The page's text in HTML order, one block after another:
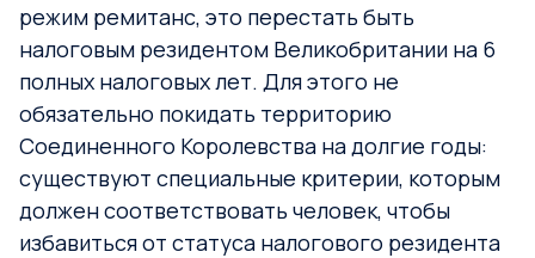
режим ремитанс, это перестать быть
налоговым резидентом Великобритании на 6
полных налоговых лет. Для этого не
обязательно покидать территорию
Соединенного Королевства на долгие годы:
существуют специальные критерии, которым
должен соответствовать человек, чтобы
избавиться от статуса налогового резидента